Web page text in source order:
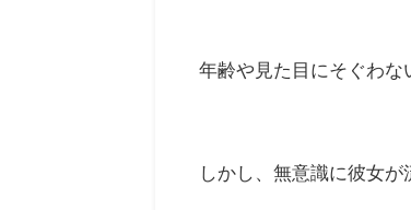
年齢や見た目にそぐわな
しかし、無意識に彼女が